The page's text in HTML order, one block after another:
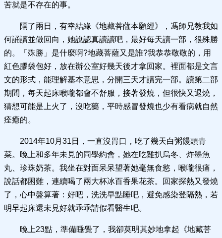
苦就是不存在的事。
隔了兩日，有幸結緣《地藏菩薩本願經》，馮師兄教我如
何誦讀並做回向，她說認真讀讀吧，最好每天讀一部，很殊勝
的。「殊勝」是什麼啊?地藏菩薩又是誰?我恭恭敬敬的，用
紅色膠袋包好，放在辦公室好幾天後才拿回家。裡面都是文言
文的形式，能理解基本意思，分開三天才讀完一部。讀第二部
期間，每天起床喉嚨都會不舒服，接著發燒，但很快又退燒，
猜想可能是上火了，沒吃藥，平時感冒發燒也少有看病就自然
痊癒的。
2014年10月31日，一直沒胃口，吃了幾天白粥饅頭青
菜。晚上和多年未見的同學約會，她在吃雞扒烏冬、炸墨魚
丸、珍珠奶茶。我坐在對面呆呆望著她毫無食慾，喉嚨很痛，
說話都困難，連續喝了兩大杯冰百香果花茶。回家探熱又發燒
了，心中盤算著：好吧，洗洗早點睡吧，避免感染登隔熱，若
明早起床還未見好就乖乖請假看醫生吧。
晚上23點，準備睡覺了，我卻莫明其妙地拿起《地藏菩